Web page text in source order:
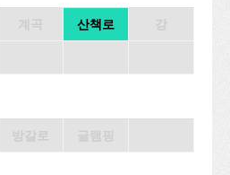
산책로